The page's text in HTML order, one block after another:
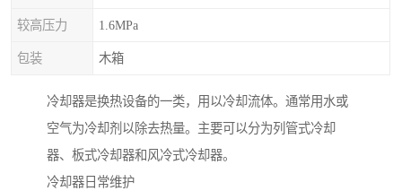
较高压力 1.6MPa
包装 木箱
冷却器是换热设备的一类，用以冷却流体。通常用水或
空气为冷却剂以除去热量。主要可以分为列管式冷却
器、板式冷却器和风冷式冷却器。
冷却器日常维护